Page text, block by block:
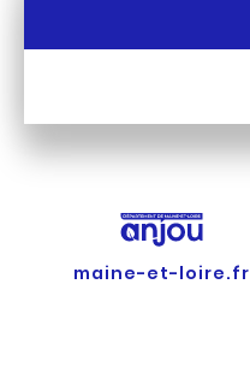
maine-et-loire.fr